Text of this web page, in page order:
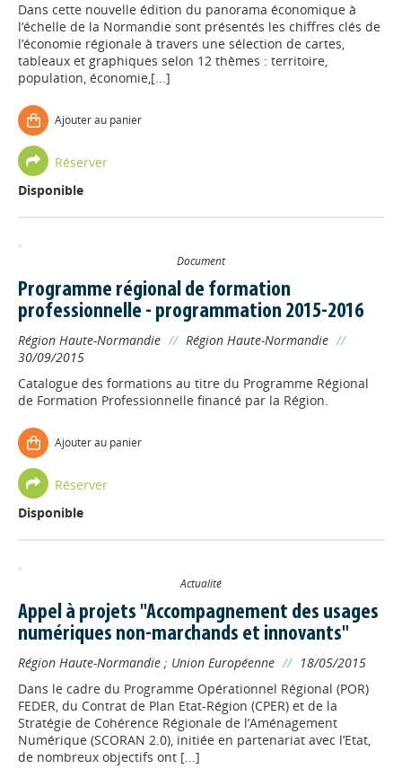
Dans cette nouvelle édition du panorama économique à
l’échelle de la Normandie sont présentés les chiffres clés de
l’économie régionale à travers une sélection de cartes,
tableaux et graphiques selon 12 thèmes : territoire,
population, économie,[...]
Ajouter au panier
Réserver
Disponible
Document
Programme régional de formation
professionnelle - programmation 2015-2016
Région Haute-Normandie // Région Haute-Normandie //
30/09/2015
Catalogue des formations au titre du Programme Régional
de Formation Professionnelle financé par la Région.
Ajouter au panier
Réserver
Disponible
Actualité
Appel à projets "Accompagnement des usages
numériques non-marchands et innovants"
Région Haute-Normandie ; Union Européenne // 18/05/2015
Dans le cadre du Programme Opérationnel Régional (POR)
FEDER, du Contrat de Plan Etat-Région (CPER) et de la
Stratégie de Cohérence Régionale de l’Aménagement
Numérique (SCORAN 2.0), initiée en partenariat avec l’Etat,
de nombreux objectifs ont [...]